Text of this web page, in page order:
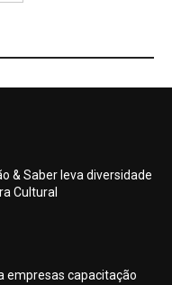
& Saber leva diversidade
Cultural
empresas capacitação